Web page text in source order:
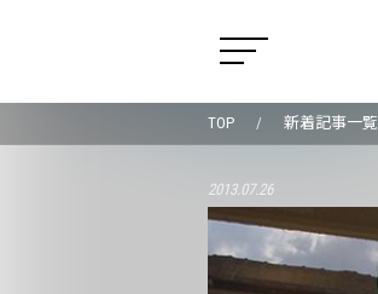
TOP 新着記事一覧
2013.07.26